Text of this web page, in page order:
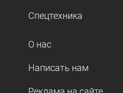
Спецтехника
О нас
Написать нам